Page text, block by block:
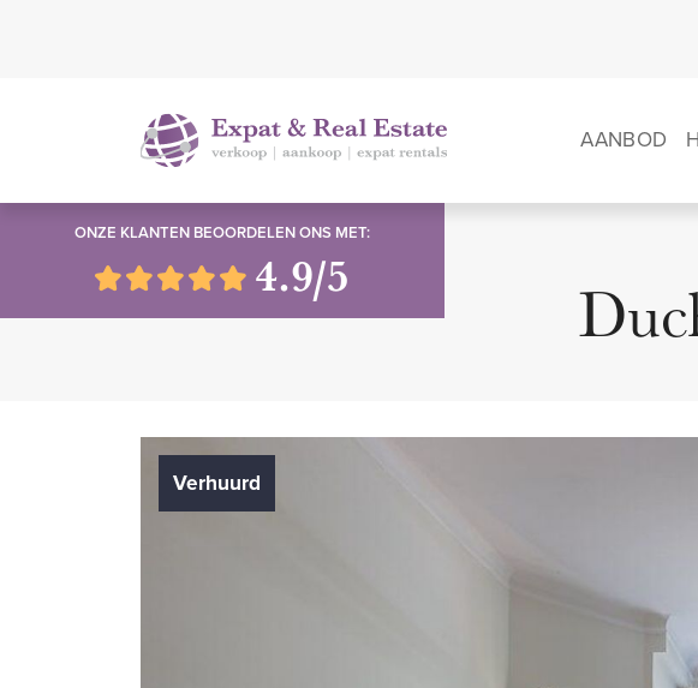
AANBOD
Verhuurd
ONZE KLANTEN BEOORDELEN ONS MET:
4.9/5